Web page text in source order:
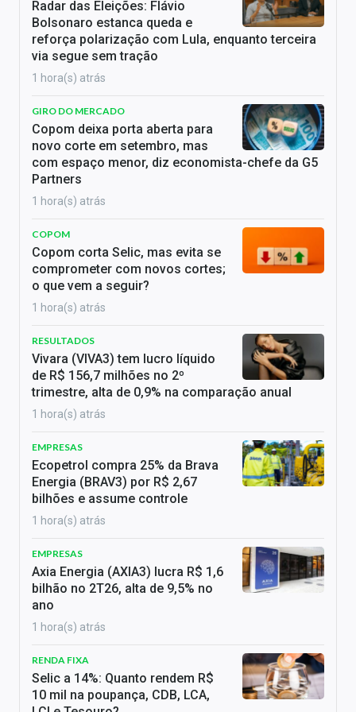
Radar das Eleições: Flávio
Bolsonaro estanca queda e
reforça polarização com Lula, enquanto terceira
via segue sem tração
1 hora(s) atrás
GIRO DO MERCADO
Copom deixa porta aberta para
novo corte em setembro, mas
com espaço menor, diz economista-chefe da G5
Partners
1 hora(s) atrás
COPOM
Copom corta Selic, mas evita se
comprometer com novos cortes;
o que vem a seguir?
1 hora(s) atrás
RESULTADOS
Vivara (VIVA3) tem lucro líquido
de R$ 156,7 milhões no 2º
trimestre, alta de 0,9% na comparação anual
1 hora(s) atrás
EMPRESAS
Ecopetrol compra 25% da Brava
Energia (BRAV3) por R$ 2,67
bilhões e assume controle
1 hora(s) atrás
EMPRESAS
Axia Energia (AXIA3) lucra R$ 1,6
bilhão no 2T26, alta de 9,5% no
ano
1 hora(s) atrás
RENDA FIXA
Selic a 14%: Quanto rendem R$
10 mil na poupança, CDB, LCA,